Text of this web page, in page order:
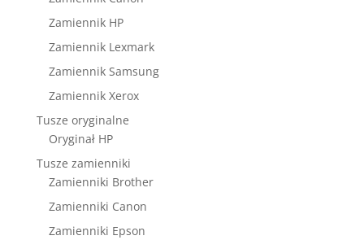
Zamiennik HP
Zamiennik Lexmark
Zamiennik Samsung
Zamiennik Xerox
Tusze oryginalne
Oryginał HP
Tusze zamienniki
Zamienniki Brother
Zamienniki Canon
Zamienniki Epson